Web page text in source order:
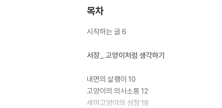
목차
시작하는 글 6
서장_ 고양이처럼 생각하기
내면의 살쾡이 10
고양이의 의사소통 12
새끼고양이의 성장 18